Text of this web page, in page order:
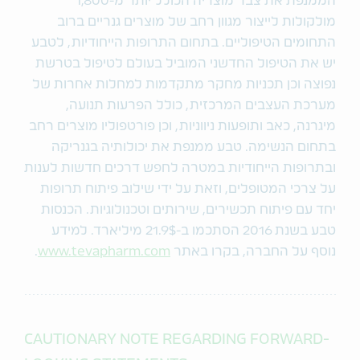
מולקולות לייצור מגוון רחב של מוצרים גנריים ברוב
התחומים הטיפוליים. בתחום התרופות הייחודיות, לטבע
יש את הטיפול החדשני המוביל בעולם לטיפול בטרשת
נפוצה וכן תכניות מחקר מתקדמות למחלות אחרות של
מערכת העצבים המרכזית, כולל הפרעות תנועה,
מיגרנה, כאב ותופעות ניווניות, וכן פורטפוליו מוצרים רחב
בתחום הנשימה. טבע ממנפת את יכולותיה בגנריקה
ובתרופות הייחודיות במטרה לחפש דרכים חדשות לענות
על צרכי המטופלים, וזאת על ידי שילוב פיתוח תרופות
יחד עם פיתוח תכשירים, שירותים וטכנולוגיות. הכנסות
טבע בשנת 2016 הסתכמו ב-21.9$ מיליארד. למידע
נוסף על החברה, בקרו באתר www.tevapharm.com
.
CAUTIONARY NOTE REGARDING FORWARD-